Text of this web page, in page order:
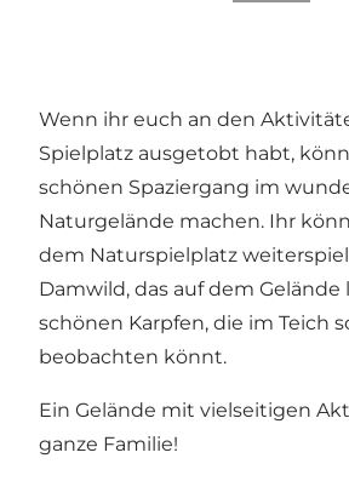
Wenn ihr euch an den
Spielplatz ausgetobt habt,
schönen Spaziergang im
Naturgelände machen. Ihr
dem Naturspielplatz
Damwild, das auf dem Gelände
schönen Karpfen, die im Teich
beobachten könnt.
Ein Gelände mit vielseitigen
ganze Familie!